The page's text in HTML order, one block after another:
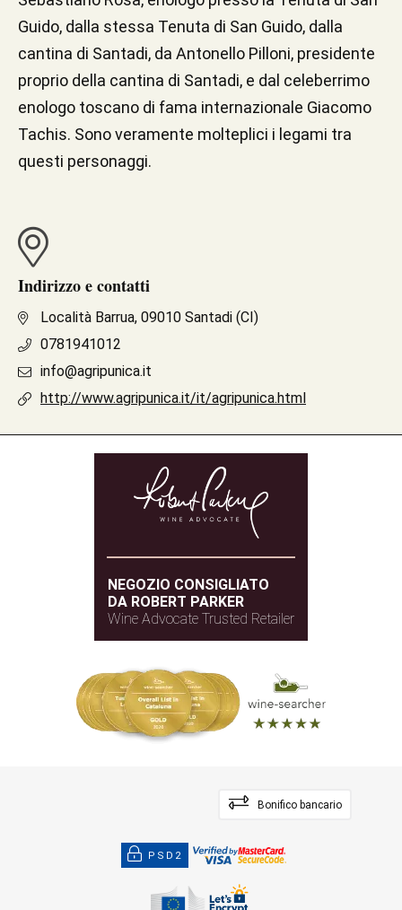
Guido, dalla stessa Tenuta di San Guido, dalla
cantina di Santadi, da Antonello Pilloni, presidente
proprio della cantina di Santadi, e dal celeberrimo
enologo toscano di fama internazionale Giacomo
Tachis. Sono veramente molteplici i legami tra
questi personaggi.
Indirizzo e contatti
Località Barrua, 09010 Santadi (CI)
0781941012
info@agripunica.it
http://www.agripunica.it/it/agripunica.html
NEGOZIO CONSIGLIATO
DA ROBERT PARKER
Wine Advocate Trusted Retailer
Bonifico bancario
PSD2